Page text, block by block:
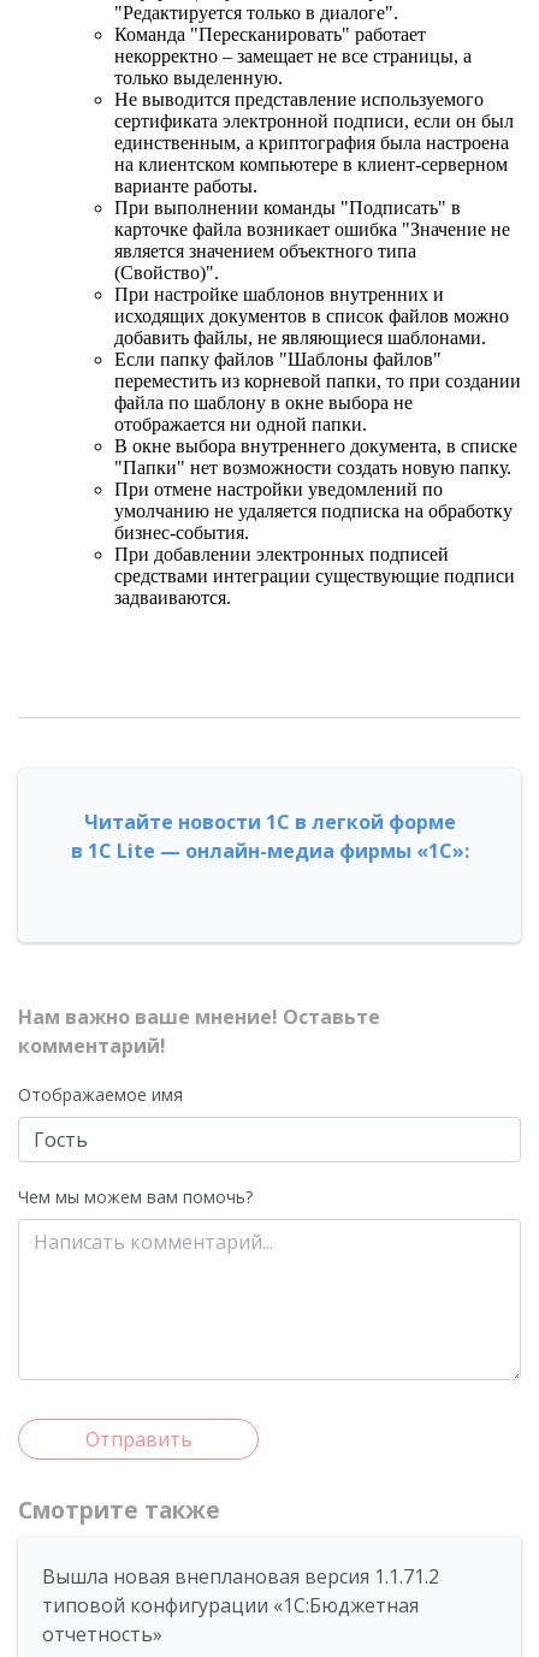
"Редактируется только в диалоге".
Команда "Пересканировать" работает
некорректно – замещает не все страницы, а
только выделенную.
Не выводится представление используемого
сертификата электронной подписи, если он был
единственным, а криптография была настроена
на клиентском компьютере в клиент-серверном
варианте работы.
При выполнении команды "Подписать" в
карточке файла возникает ошибка "Значение не
является значением объектного типа
(Свойство)".
При настройке шаблонов внутренних и
исходящих документов в список файлов можно
добавить файлы, не являющиеся шаблонами.
Если папку файлов "Шаблоны файлов"
переместить из корневой папки, то при создании
файла по шаблону в окне выбора не
отображается ни одной папки.
В окне выбора внутреннего документа, в списке
"Папки" нет возможности создать новую папку.
При отмене настройки уведомлений по
умолчанию не удаляется подписка на обработку
бизнес-события.
При добавлении электронных подписей
средствами интеграции существующие подписи
задваиваются.
Читайте новости 1С в легкой форме
в 1С Lite — онлайн-медиа фирмы «1С»:
Нам важно ваше мнение! Оставьте
комментарий!
Отображаемое имя
Чем мы можем вам помочь?
Отправить
Смотрите также
Вышла новая внеплановая версия 1.1.71.2
типовой конфигурации «1C:Бюджетная
отчетность»